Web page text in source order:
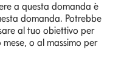
a questa domanda è
domanda. Potrebbe
al tuo obiettivo per
o al massimo per